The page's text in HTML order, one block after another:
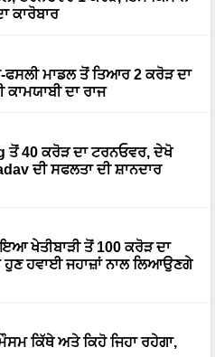
ਕਾਰੋਬਾਰ
ਮਾਡਲ ਤੋਂ ਤਿਆਰ 2 ਕਰੋੜ ਦਾ
ਦਾ ਰਾਜ
ਤੋਂ 40 ਕਰੋੜ ਦਾ ਟਰਨਓਵਰ, ਦੇਖੋ
ਦੀ ਸਫਲਤਾ ਦੀ ਸ਼ਾਨਦਾਰ
ਖੇਤੀਬਾੜੀ ਤੋਂ 100 ਕਰੋੜ ਦਾ
ਹੁਣ ਹਵਾਈ ਜਹਾਜ਼ਾਂ ਨਾਲ ਲਿਆਉਣਗੇ
ਕਿੱਥੇ ਅਤੇ ਕਿਹੋ ਜਿਹਾ ਰਹੇਗਾ,